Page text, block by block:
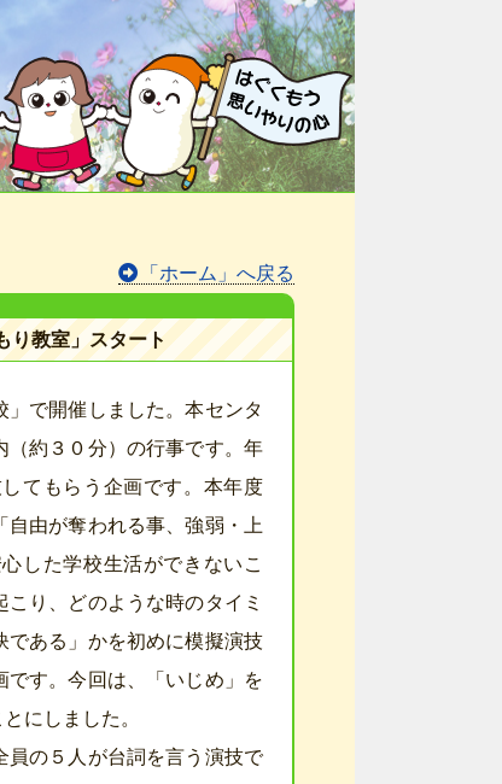
「ホーム」へ戻る
り教室」スタート
」で開催しました。本センタ
（約３０分）の行事です。年
てもらう企画です。本年度
由が奪われる事、強弱・上
した学校生活ができないこ
り、どのような時のタイミ
である」かを初めに模擬演技
です。今回は、「いじめ」を
にしました。
員の５人が台詞を言う演技で